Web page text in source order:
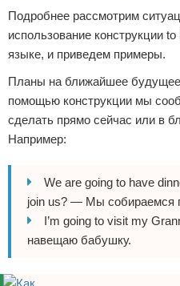
Подробнее рассмотрим
использование конструкции
языке, и приведем примеры.
Планы на ближайшее
помощью конструкции мы
сделать прямо сейчас или в
Например:
We are going to have
join us? — Мы собираемся
I’m going to visit my
навещаю бабушку.